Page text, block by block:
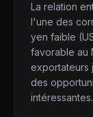
La relation
l'une des
yen faible
favorable au
exportateurs
des
intéressantes.